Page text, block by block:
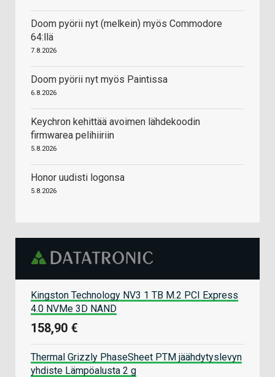
Doom pyörii nyt (melkein) myös Commodore
64:llä
7.8.2026
Doom pyörii nyt myös Paintissa
6.8.2026
Keychron kehittää avoimen lähdekoodin
firmwarea pelihiiriin
5.8.2026
Honor uudisti logonsa
5.8.2026
Kingston Technology NV3 1 TB M.2 PCI Express
4.0 NVMe 3D NAND
158,90 €
Thermal Grizzly PhaseSheet PTM jäähdytyslevyn
yhdiste Lämpöalusta 2 g